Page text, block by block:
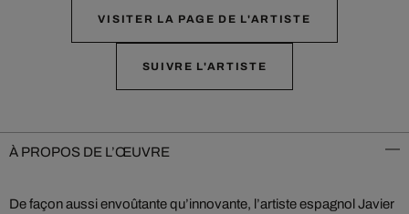
VISITER LA PAGE DE L'ARTISTE
SUIVRE L'ARTISTE
À PROPOS DE L’ŒUVRE
De façon aussi envoûtante qu’innovante, l’artiste espagnol Javier